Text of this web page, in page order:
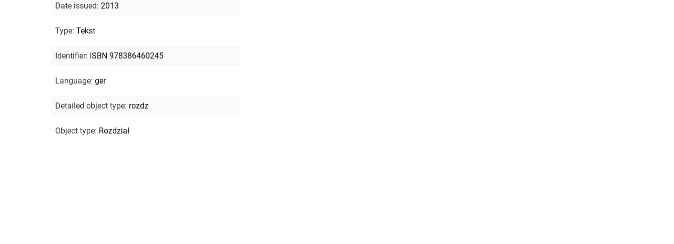
Date issued: 2013
Type: Tekst
Identifier: ISBN 978386460245
Language: ger
Detailed object type: rozdz
Object type: Rozdział